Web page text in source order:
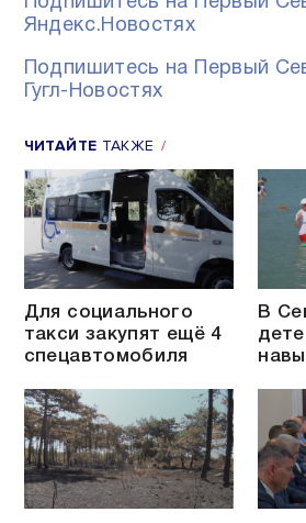
Яндекс.Новостях
Подпишитесь на Первый
Гугл-Новостях
ЧИТАЙТЕ ТАКЖЕ
Для социального
такси закупят ещё 4
спецавтомобиля
В